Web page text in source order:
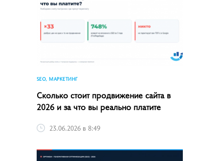
SEO, МАРКЕТИНГ
Сколько стоит продвижение сайта в
2026 и за что вы реально платите
23.06.2026 в 8:49